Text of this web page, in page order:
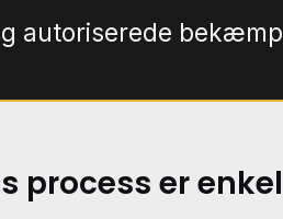
autoriserede
process er enkel